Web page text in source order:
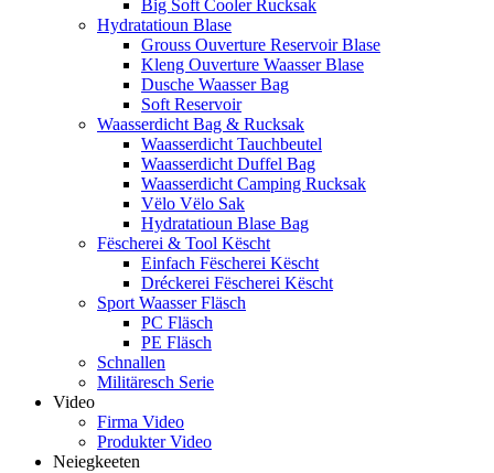
Big Soft Cooler Rucksak
Hydratatioun Blase
Grouss Ouverture Reservoir Blase
Kleng Ouverture Waasser Blase
Dusche Waasser Bag
Soft Reservoir
Waasserdicht Bag & Rucksak
Waasserdicht Tauchbeutel
Waasserdicht Duffel Bag
Waasserdicht Camping Rucksak
Vëlo Vëlo Sak
Hydratatioun Blase Bag
Fëscherei & Tool Këscht
Einfach Fëscherei Këscht
Dréckerei Fëscherei Këscht
Sport Waasser Fläsch
PC Fläsch
PE Fläsch
Schnallen
Militäresch Serie
Video
Firma Video
Produkter Video
Neiegkeeten